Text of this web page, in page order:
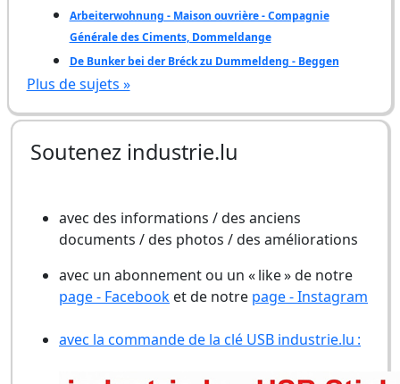
Arbeiterwohnung - Maison ouvrière - Compagnie
Générale des Ciments, Dommeldange
De Bunker bei der Bréck zu Dummeldeng - Beggen
Plus de sujets »
Soutenez industrie.lu
avec des informations / des anciens
documents / des photos / des améliorations
avec un abonnement ou un « like » de notre
page - Facebook et de notre page - Instagram
avec la commande de la clé USB industrie.lu :